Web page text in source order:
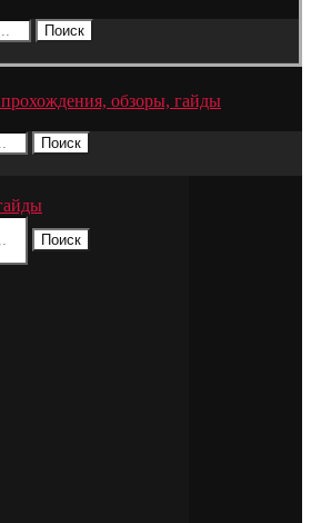
Поиск
Поиск
Поиск